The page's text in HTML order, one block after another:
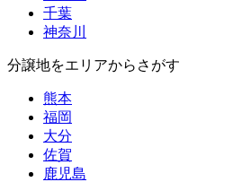
千葉
神奈川
分譲地をエリアからさがす
熊本
福岡
大分
佐賀
鹿児島